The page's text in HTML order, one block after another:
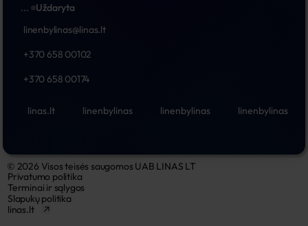
...
Uždaryta
linenbylinas@linas.lt
+370 658 00102
+370 658 00174
linas.lt linenbylinas linenbylinas linenbylinas
© 2026 Visos teisės saugomos UAB LINAS LT
Privatumo politika
Terminai ir sąlygos
Slapukų politika
linas.lt